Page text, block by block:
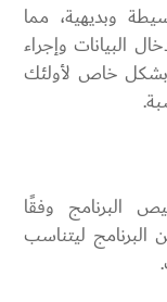
وبديهية، مما
البيانات وإجراء
بشكل خاص لأولئك
البرنامج وفقًا
البرنامج ليتناسب